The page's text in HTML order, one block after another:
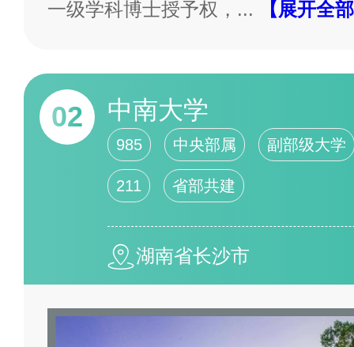
一级学科博士授予权， ... 【展开全
02 中南大学
985 中央部属 副部级大学
211 省部共建
湖南省长沙市